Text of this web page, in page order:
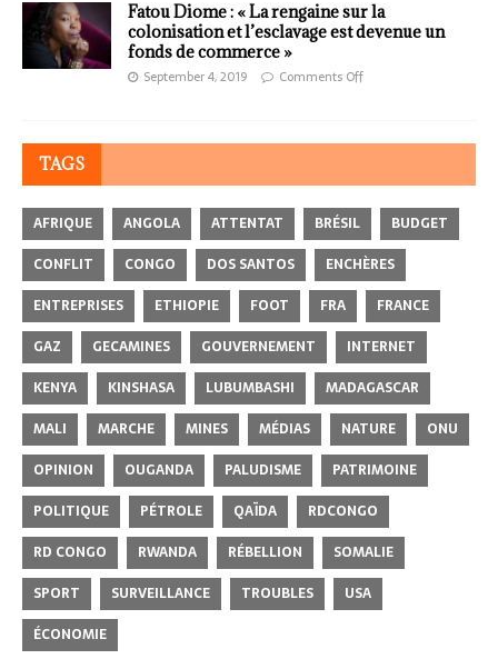
Fatou Diome : « La rengaine sur la
colonisation et l’esclavage est devenue un
fonds de commerce »
September 4, 2019 Comments Off
TAGS
AFRIQUE ANGOLA ATTENTAT BRÉSIL
BUDGET
CONFLIT
CONGO DOS SANTOS
ENCHÈRES
ENTREPRISES
ETHIOPIE FOOT FRA
FRANCE
GAZ
GECAMINES GOUVERNEMENT
INTERNET
KENYA
KINSHASA LUBUMBASHI
MADAGASCAR
MALI
MARCHE MINES MÉDIAS NATURE
ONU
OPINION
OUGANDA PALUDISME
PATRIMOINE
POLITIQUE
PÉTROLE QAÏDA
RDCONGO
RD CONGO
RWANDA RÉBELLION
SOMALIE
SPORT
SURVEILLANCE TROUBLES
USA
ÉCONOMIE